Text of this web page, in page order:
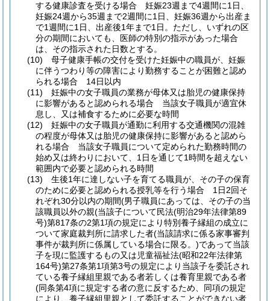
する健康診査を受ける場合 妊娠23週まで4週間に1日、
妊娠24週から35週まで2週間に1日、妊娠36週から出産ま
で1週間に1日、出産後1年まで1日。 ただし、いずれの区
分の期間においても、医師の特別の指示があった場合
は、その指示された日数とする。
(10)
母子健康手帳の交付を受けた妊娠中の職員が、妊娠
に伴うつわり等の障害により勤務することが困難と認め
られる場合 14日以内
(11)
妊娠中の女子職員の業務が母体又は胎児の健康保持
に影響があると認められる場合 当該女子職員が適宜休
息し、又は補食するために必要な時間
(12)
妊娠中の女子職員が通勤に利用する交通機関の混雑
の程度が母体又は胎児の健康保持に影響があると認めら
れる場合 当該女子職員について定められた勤務時間の
始め又は終わりにおいて、1日を通じて1時間を超えない
範囲内で必要と認められる時間
(13)
生後1年に達しない子を育てる職員が、その子の保育
のために必要と認められる授乳等を行う場合 1日2回そ
れぞれ30分以内の期間(男子職員にあっては、その子の当
該職員以外の親(当該子について民法(明治29年法律第89
号)第817条の2第1項の規定により特別養子縁組の成立に
ついて家庭裁判所に請求した者(当該請求に係る家事審判
事件が裁判所に係属している場合に限る。)であって当該
子を現に監護するもの又は児童福祉法(昭和22年法律第
164号)第27条第1項第3号の規定により当該子を委託され
ている養子縁組里親である者若しくは養育里親である者
(同条第4項に規定する者の意に反するため、同項の規定
により、養子縁組里親として委託することができない者